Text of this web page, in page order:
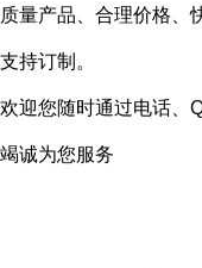
质量产品、合理价格、
支持订制。
欢迎您随时通过电话、
竭诚为您服务